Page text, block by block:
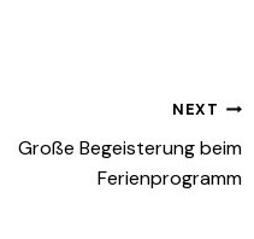
NEXT
Große Begeisterung beim
Ferienprogramm